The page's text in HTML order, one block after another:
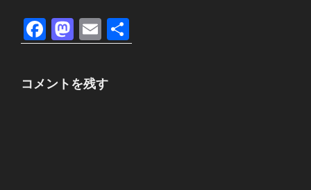
F
a
c
e
M
a
st
o
E
m
ail
有
コメントを残す